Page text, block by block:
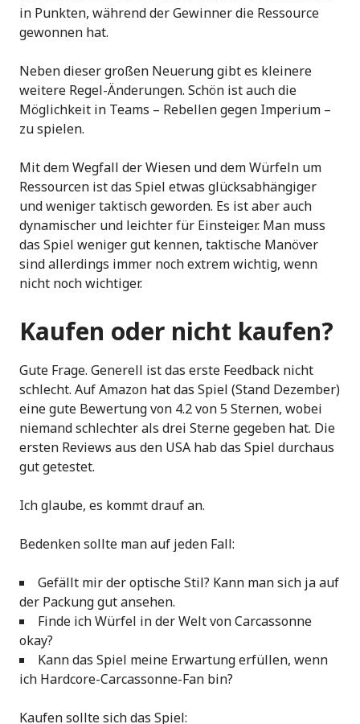
in Punkten, während der Gewinner die Ressource
gewonnen hat.
Neben dieser großen Neuerung gibt es kleinere
weitere Regel-Änderungen. Schön ist auch die
Möglichkeit in Teams – Rebellen gegen Imperium –
zu spielen.
Mit dem Wegfall der Wiesen und dem Würfeln um
Ressourcen ist das Spiel etwas glücksabhängiger
und weniger taktisch geworden. Es ist aber auch
dynamischer und leichter für Einsteiger. Man muss
das Spiel weniger gut kennen, taktische Manöver
sind allerdings immer noch extrem wichtig, wenn
nicht noch wichtiger.
Kaufen oder nicht kaufen?
Gute Frage. Generell ist das erste Feedback nicht
schlecht. Auf Amazon hat das Spiel (Stand Dezember)
eine gute Bewertung von 4.2 von 5 Sternen, wobei
niemand schlechter als drei Sterne gegeben hat. Die
ersten Reviews aus den USA hab das Spiel durchaus
gut getestet.
Ich glaube, es kommt drauf an.
Bedenken sollte man auf jeden Fall:
Gefällt mir der optische Stil? Kann man sich ja auf
der Packung gut ansehen.
Finde ich Würfel in der Welt von Carcassonne
okay?
Kann das Spiel meine Erwartung erfüllen, wenn
ich Hardcore-Carcassonne-Fan bin?
Kaufen sollte sich das Spiel: